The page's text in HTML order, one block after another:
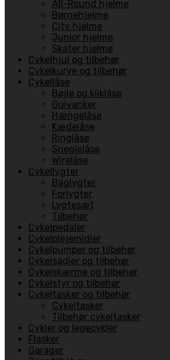
All-Round hjelme
Børnehjelme
City hjelme
Junior hjelme
Skater hjelme
Cykelhjul og tilbehør
Cykelkurve og tilbehør
Cykellåse
Bøjle og kliklåse
Gulvanker
Hængelåse
Kædelåse
Ringlåse
Sneglelåse
Wirelåse
Cykellygter
Baglygter
Forlygter
Lygtesæt
Tilbehør
Cykelpedaler
Cykelplejemidler
Cykelpumper og tilbehør
Cykelsadler og tilbehør
Cykelskærme og tilbehør
Cykelstyr og tilbehør
Cykeltasker og tilbehør
Cykeltasker
Tilbehør cykeltasker
Cykler og legecykler
Flasker
Garager